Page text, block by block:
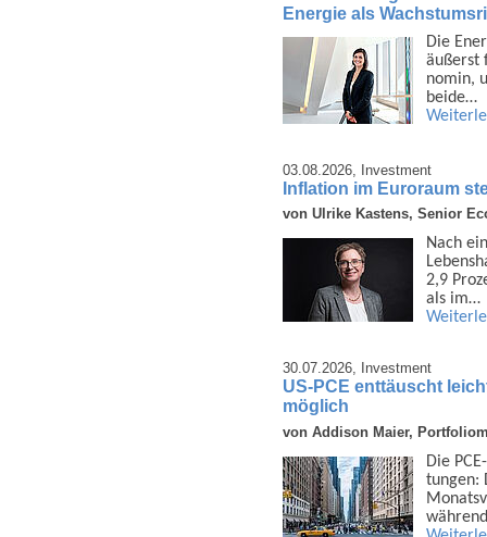
Energie als
Die
äußerst
nomin,
beide…
03.08.2026, Investment
Inflation im Euroraum
von Ulrike Kastens, Senior
Nach
2,9
als im…
30.07.2026, Investment
US-PCE enttäuscht
möglich
von Addison Maier,
Die
tungen: